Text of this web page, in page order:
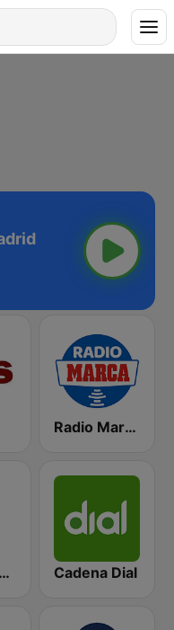
Radio Marca Nacional
Cadena COPE Madrid Cadena Dial